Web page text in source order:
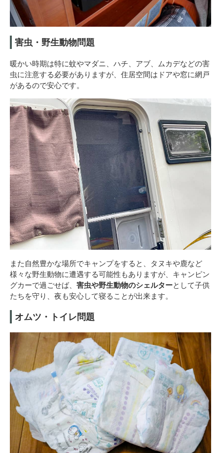
害虫・野生動物問題
暖かい時期は特に蚊やマダニ、ハチ、アブ、ムカデなどの害
虫に注意する必要がありますが、住居空間はドアや窓に網戸
があるので安心です。
また自然豊かな場所でキャンプをすると、タヌキや鹿など
様々な野生動物に遭遇する可能性もありますが、キャンピン
グカーで過ごせば、 害虫や野生動物のシェルターとして子供
たちを守り、夜も安心して寝ることが出来ます。
オムツ・トイレ問題